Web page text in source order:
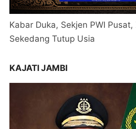
Kabar Duka, Sekjen PWI
Sekedang Tutup Usia
KAJATI JAMBI